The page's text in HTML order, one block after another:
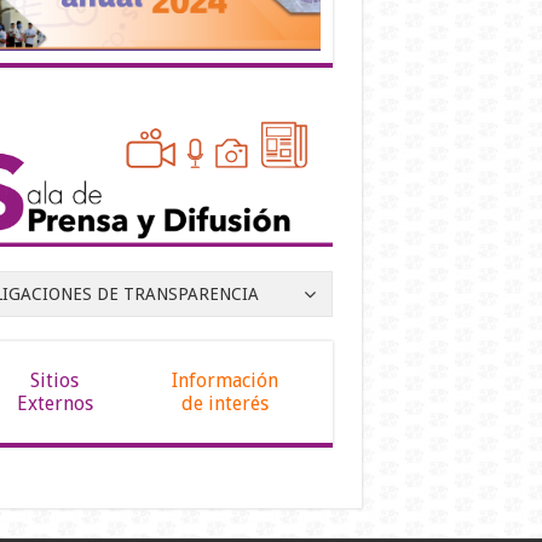
DE TRANSPARENCIA
Sitios
Externos
Información
de interés